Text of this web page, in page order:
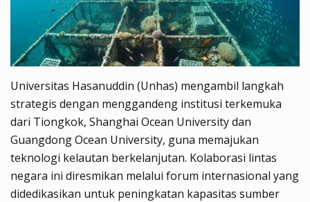
Universitas Hasanuddin (Unhas) mengambil langkah
strategis dengan menggandeng institusi terkemuka
dari Tiongkok, Shanghai Ocean University dan
Guangdong Ocean University, guna memajukan
teknologi kelautan berkelanjutan. Kolaborasi lintas
negara ini diresmikan melalui forum internasional yang
didedikasikan untuk peningkatan kapasitas sumber